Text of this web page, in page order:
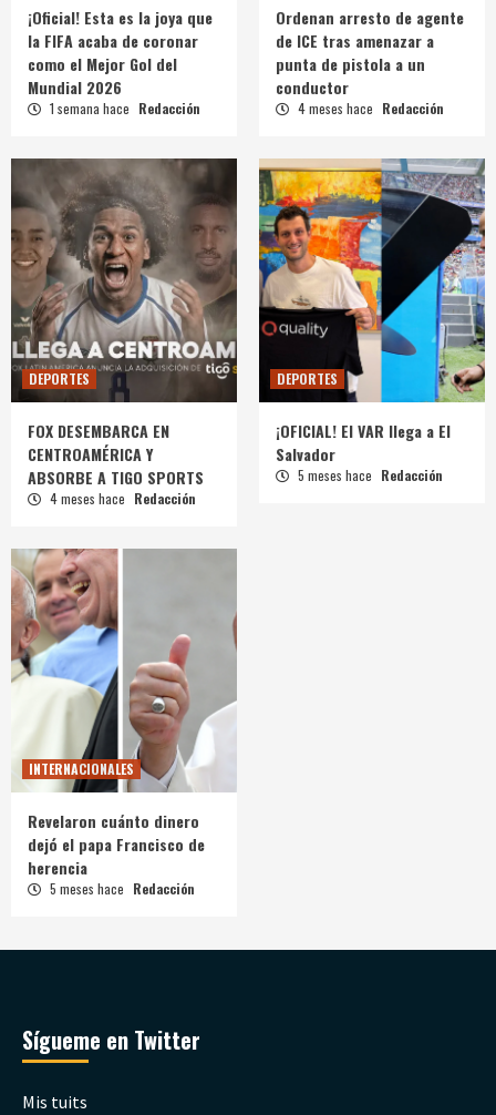
¡Oficial! Esta es la joya que
la FIFA acaba de coronar
como el Mejor Gol del
Mundial 2026
1 semana hace Redacción
Ordenan arresto de agente
de ICE tras amenazar a
punta de pistola a un
conductor
4 meses hace Redacción
DEPORTES
FOX DESEMBARCA EN
CENTROAMÉRICA Y
ABSORBE A TIGO SPORTS
4 meses hace Redacción
DEPORTES
¡OFICIAL! El VAR llega a El
Salvador
5 meses hace Redacción
INTERNACIONALES
Revelaron cuánto dinero
dejó el papa Francisco de
herencia
5 meses hace Redacción
Sígueme en Twitter
Mis tuits